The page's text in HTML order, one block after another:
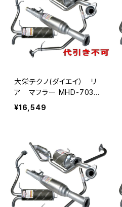
大栄テクノ(ダイエイ） リ
ア マフラー MHD-7038S
US バモスホビオ HM4 / H
J2 個人宅NG
¥16,549